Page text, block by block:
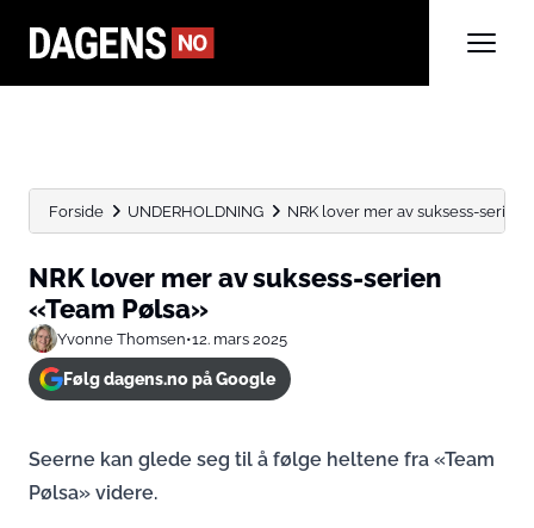
Forside UNDERHOLDNING NRK lover mer av suksess-serien
NRK lover mer av suksess-serien
«Team Pølsa»
Yvonne Thomsen•12. mars 2025
Følg dagens.no på Google
Seerne kan glede seg til å følge heltene fra «Team
Pølsa» videre.